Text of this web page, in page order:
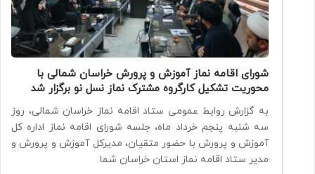
شورای اقامه نماز آموزش و پرورش خراسان شمالی با
محوریت تشکیل کارگروه مشترک نماز نسل نو برگزار شد
به گزارش روابط عمومی ستاد اقامه نماز خراسان شمالی، روز
سه شنبه پنجم خرداد ماه، جلسه شورای اقامه نماز اداره کل
آموزش و پرورش با حضور متقیان، مدیرکل آموزش و پرورش و
مدیر ستاد اقامه نماز استان خراسان شما